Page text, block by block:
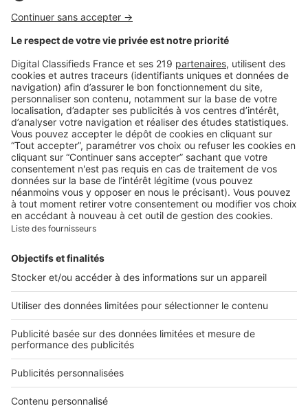
vous réveillez fatigué ? Vos
fenêtres de toit peuvent en
être la cause
Image Art de vivre
Comment bien choisir son
linge de lit ? Le guide
complet pour allier confort,
qualité et style
Image Art de vivre
Contrat d'électricité : quelle
Nos applications
dédiée aux iPhone & iPad. Disponible en France